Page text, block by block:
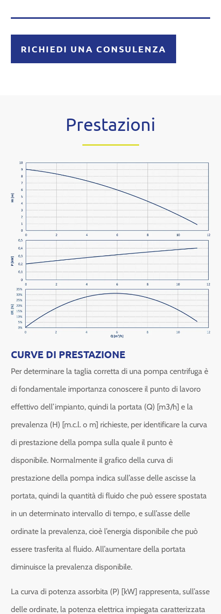
RICHIEDI UNA CONSULENZA
Prestazioni
CURVE DI PRESTAZIONE
Per determinare la taglia corretta di una pompa centrifuga è
di fondamentale importanza conoscere il punto di lavoro
effettivo dell’impianto, quindi la portata (Q) [m3/h] e la
prevalenza (H) [m.c.l. o m] richieste, per identificare la curva
di prestazione della pompa sulla quale il punto è
disponibile. Normalmente il grafico della curva di
prestazione della pompa indica sull’asse delle ascisse la
portata, quindi la quantità di fluido che può essere spostata
in un determinato intervallo di tempo, e sull’asse delle
ordinate la prevalenza, cioè l’energia disponibile che può
essere trasferita al fluido. All’aumentare della portata
diminuisce la prevalenza disponibile.
La curva di potenza assorbita (P) [kW] rappresenta, sull’asse
delle ordinate, la potenza elettrica impiegata caratterizzata